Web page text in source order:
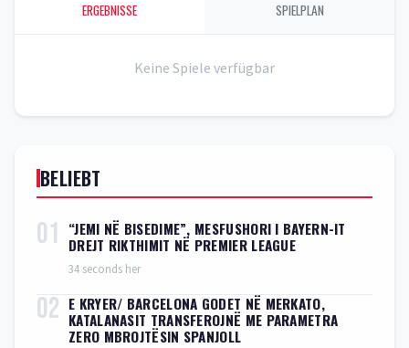
ERGEBNISSE SPIELPLAN
Keine Spiele verfügbar
BELIEBT
01
“JEMI NË BISEDIME”, MESFUSHORI I BAYERN-IT
DREJT RIKTHIMIT NË PREMIER LEAGUE
34 seconds her
02 E KRYER/ BARCELONA GODET NË MERKATO,
KATALANASIT TRANSFEROJNË ME PARAMETRA
ZERO MBROJTËSIN SPANJOLL